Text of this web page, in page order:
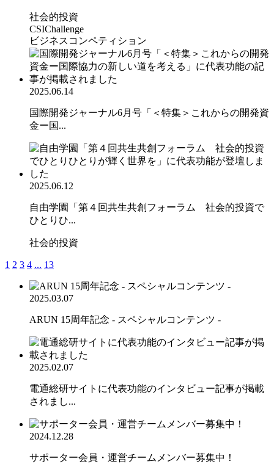
社会的投資
CSIChallenge
ビジネスコンペティション
2025.06.14
国際開発ジャーナル6月号「＜特集＞これからの開発資
金ー国...
2025.06.12
自由学園「第４回共生共創フォーラム 社会的投資で
ひとりひ...
社会的投資
1 2 3 4 ... 13
2025.03.07
ARUN 15周年記念 - スペシャルコンテンツ -
2025.02.07
電通総研サイトに代表功能のインタビュー記事が掲載
されまし...
2024.12.28
サポーター会員・運営チームメンバー募集中！